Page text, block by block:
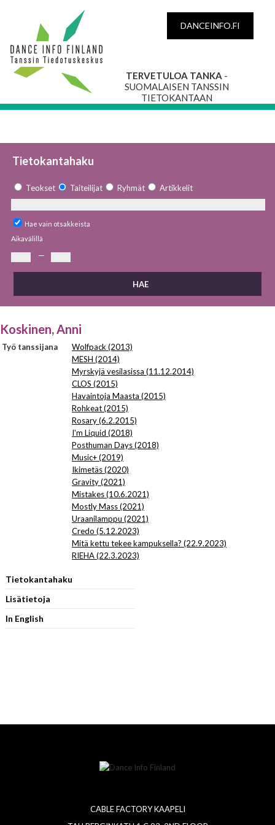
DANCEINFO.FI
TERVETULOA TANKA -
SUOMALAISEN TANSSIN
TIETOKANTAAN
Tietokantahaku
Teokset Taiteilijat Ryhmät Artikkelit
Hae vain otsakkeista
Aikavälillä
—
Koskinen, Anni
Työ tanssijana
Wolfpack (2013)
MESH (2014)
Myrskyjä vesilasissa (11.12.2014)
CLOS (2015)
Havaintoja Maasta (2015)
Rohkeat (2015)
Rosary (6.2.2015)
I'm Liquid (2018)
Posthuman Days (2018)
Music+ (2019)
Ikimetäs (2020)
Gravity (2021)
Mistakes (10.6.2021)
Mostly Mass (2021)
Uraanilamppu (2021)
Credo (5.12.2023)
Mitä kettu tekee kampuksella? (22.9.2023)
RIEHA (22.3.2023)
Tietokantahaku
Lisätietoja
In English
CABLE FACTORY KAAPELI